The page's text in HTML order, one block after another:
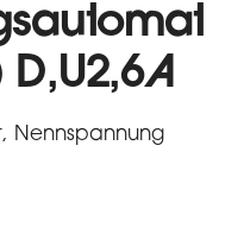
D,U2,6A
Nennspannung